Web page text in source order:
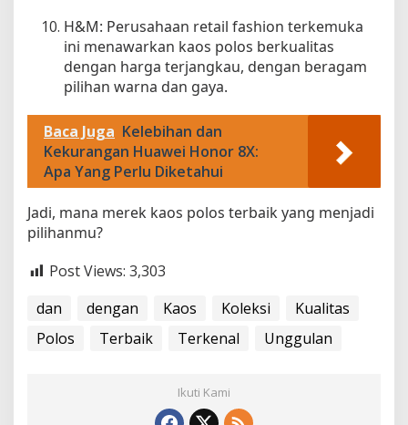
H&M: Perusahaan retail fashion terkemuka
ini menawarkan kaos polos berkualitas
dengan harga terjangkau, dengan beragam
pilihan warna dan gaya.
Baca Juga Kelebihan dan
Kekurangan Huawei Honor 8X:
Apa Yang Perlu Diketahui
Jadi, mana merek kaos polos terbaik yang menjadi
pilihanmu?
Post Views: 3,303
dan
dengan Kaos Koleksi
Kualitas
Polos
Terbaik Terkenal Unggulan
Ikuti Kami